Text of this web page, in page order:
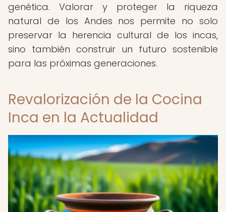
genética. Valorar y proteger la riqueza
natural de los Andes nos permite no solo
preservar la herencia cultural de los incas,
sino también construir un futuro sostenible
para las próximas generaciones.
Revalorización de la Cocina
Inca en la Actualidad